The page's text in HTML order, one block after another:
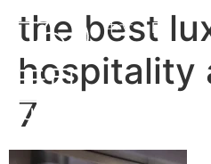
中文 EN
the best
hospitality
7